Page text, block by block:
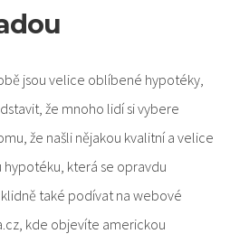
jsou velice oblíbené hypotéky,
že mnoho lidí si vybere
že našli nějakou kvalitní a velice
která se opravdu
také podívat na webové
kde objevíte americkou